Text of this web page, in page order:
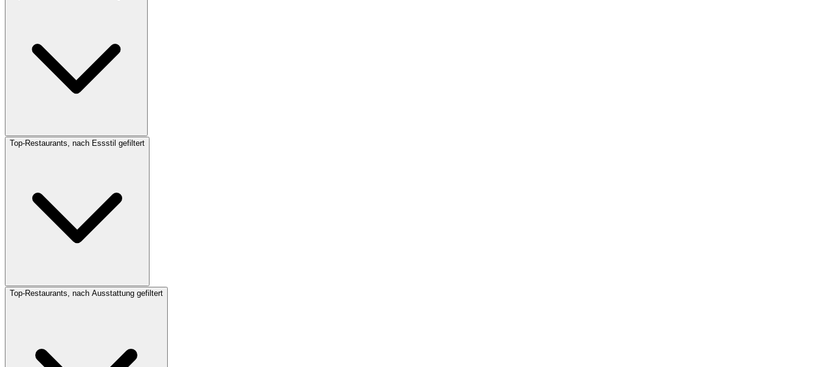
Top-Restaurants, nach Essstil gefiltert
Top-Restaurants, nach Ausstattung gefiltert